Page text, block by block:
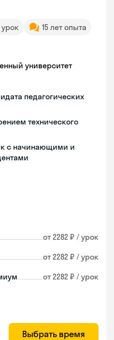
урок
15 лет опыта
университет
педагогических
технического
с начинающими и
от 2282 ₽ / урок
от 2282 ₽ / урок
от 2282 ₽ / урок
Выбрать время